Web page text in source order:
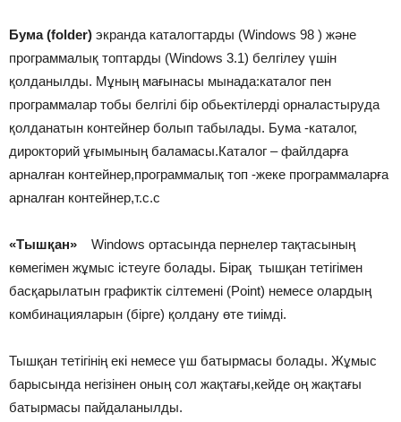
Бума (folder) экранда каталогтарды (Windows 98 ) және
программалық топтарды (Windows 3.1) белгілеу үшін
қолданылды. Мұның мағынасы мынада:каталог пен
программалар тобы белгілі бір обьектілерді орналастыруда
қолданатын контейнер болып табылады. Бума -каталог,
дирокторий ұғымының баламасы.Каталог – файлдарға
арналған контейнер,программалық топ -жеке программаларға
арналған контейнер,т.с.с
«Тышқан» Windows ортасында пернелер тақтасының
көмегімен жұмыс істеуге болады. Бірақ тышқан тетігімен
басқарылатын графиктік сілтемені (Point) немесе олардың
комбинацияларын (бірге) қолдану өте тиімді.
Тышқан тетігінің екі немесе үш батырмасы болады. Жұмыс
барысында негізінен оның сол жақтағы,кейде оң жақтағы
батырмасы пайдаланылды.